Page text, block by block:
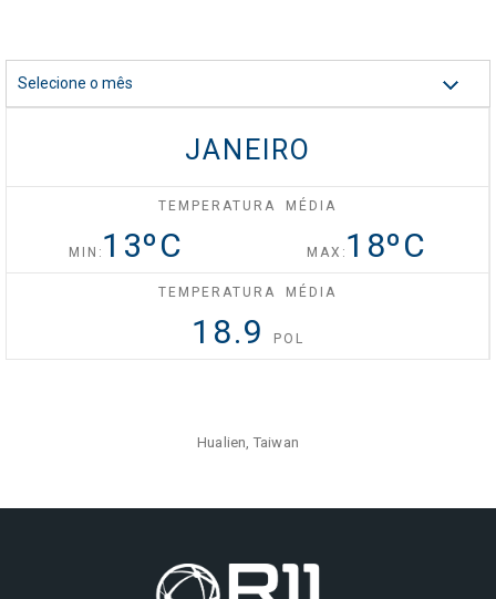
Seeker℠
Silhouette®
Solstice®
Summit®
Selecione o mês
JANEIRO
TEMPERATURA MÉDIA
MIN: 13ºC MAX: 18ºC
TEMPERATURA MÉDIA
18.9 POL
Hualien, Taiwan